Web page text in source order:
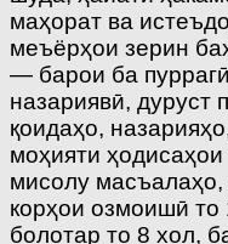
маҳорат ва
меъёрҳои зерин
— барои ба
назариявӣ, дуруст
қоидаҳо,
моҳияти ҳодисаҳои
мисолу
корҳои озмоишӣ то
болотар то 8 хол,